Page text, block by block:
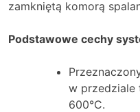
zamkniętą komorą
Podstawowe cechy
w przedziale
600°C.